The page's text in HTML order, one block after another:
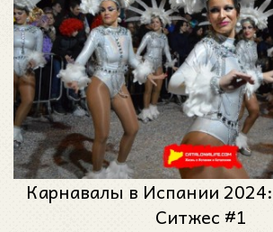
Карнавалы в Испании
Ситжес #1